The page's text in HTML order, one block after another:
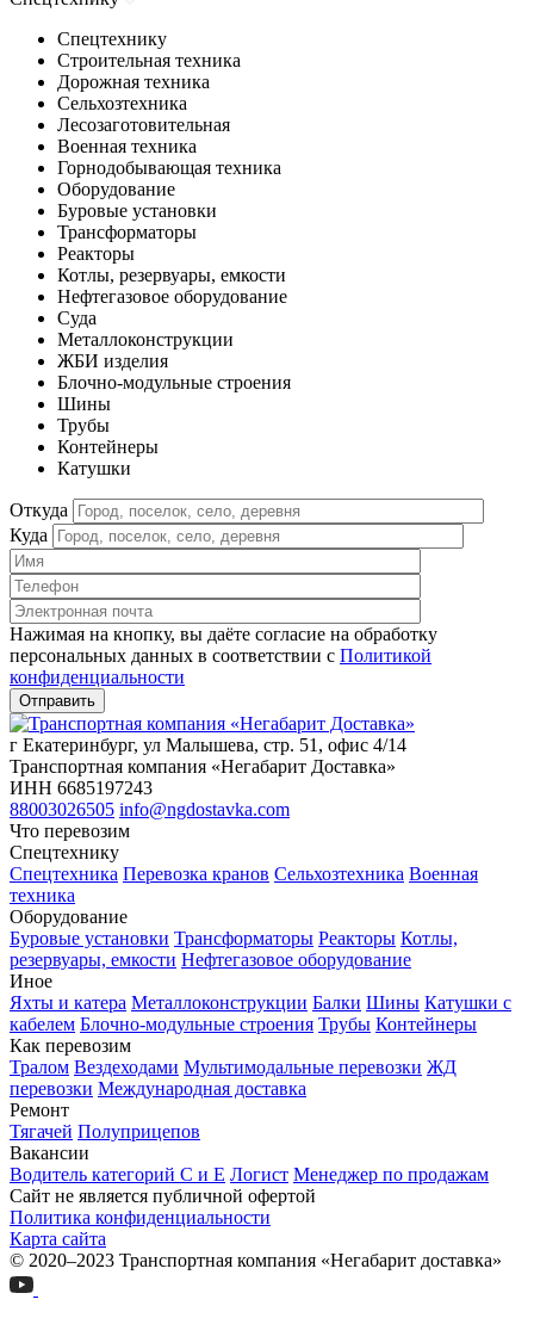
Спецтехнику
Строительная техника
Дорожная техника
Сельхозтехника
Лесозаготовительная
Военная техника
Горнодобывающая техника
Оборудование
Буровые установки
Трансформаторы
Реакторы
Котлы, резервуары, емкости
Нефтегазовое оборудование
Cуда
Металлоконструкции
ЖБИ изделия
Блочно-модульные строения
Шины
Трубы
Контейнеры
Катушки
Откуда
Куда
Нажимая на кнопку, вы даёте согласие на обработку
персональных данных в соответствии c Политикой
конфиденциальности
г Екатеринбург, ул Малышева, стр. 51, офис 4/14
Транспортная компания «Негабарит Доставка»
ИНН 6685197243
88003026505 info@ngdostavka.com
Что перевозим
Спецтехнику
Спецтехника Перевозка кранов Сельхозтехника Военная
техника
Оборудование
Буровые установки Трансформаторы Реакторы Котлы,
резервуары, емкости Нефтегазовое оборудование
Иное
Яхты и катера Металлоконструкции Балки Шины Катушки с
кабелем Блочно-модульные строения Трубы Контейнеры
Как перевозим
Тралом Вездеходами Мультимодальные перевозки ЖД
перевозки Международная доставка
Ремонт
Тягачей Полуприцепов
Вакансии
Водитель категорий С и Е Логист Менеджер по продажам
Сайт не является публичной офертой
Политика конфиденциальности
Карта сайта
© 2020–2023 Транспортная компания «Негабарит доставка»